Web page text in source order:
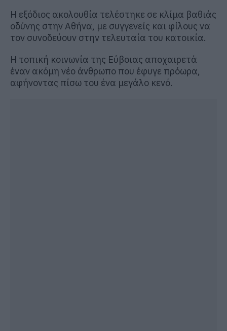
Η εξόδιος ακολουθία τελέστηκε σε κλίμα βαθιάς
οδύνης στην Αθήνα, με συγγενείς και φίλους να
τον συνοδεύουν στην τελευταία του κατοικία.
Η τοπική κοινωνία της Εύβοιας αποχαιρετά
έναν ακόμη νέο άνθρωπο που έφυγε πρόωρα,
αφήνοντας πίσω του ένα μεγάλο κενό.